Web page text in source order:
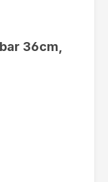
36cm,